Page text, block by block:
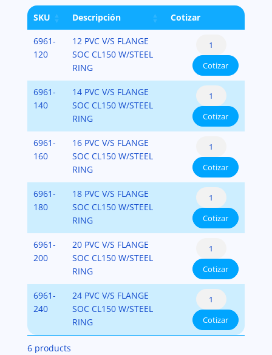
SKU Descripción Cotizar
6961-
120
12 PVC V/S FLANGE
SOC CL150 W/STEEL
RING
Pipe
Flange:
Flange
Van
Stone
Style
with
Steel
Ring
PVC-
SCH-
80
cantidad
Cotizar
6961-
140
14 PVC V/S FLANGE
SOC CL150 W/STEEL
RING
Pipe
Flange:
Flange
Van
Stone
Style
with
Steel
Ring
PVC-
SCH-
cantidad
Cotizar
6961-
160
16 PVC V/S FLANGE
SOC CL150 W/STEEL
RING
Pipe
Flange:
Flange
Van
Stone
Style
with
Steel
Ring
PVC-
SCH-
80
cantidad
Cotizar
6961-
180
18 PVC V/S FLANGE
SOC CL150 W/STEEL
RING
Pipe
Flange:
Flange
Van
Stone
Style
with
Steel
Ring
PVC-
SCH-
Cotizar
6961-
200
20 PVC V/S FLANGE
SOC CL150 W/STEEL
RING
Pipe
Flange:
Flange
Van
Stone
Style
with
Steel
Cotizar
6961-
240
24 PVC V/S FLANGE
SOC CL150 W/STEEL
RING
Pipe
Flange:
Flange
Van
Cotizar
6 products